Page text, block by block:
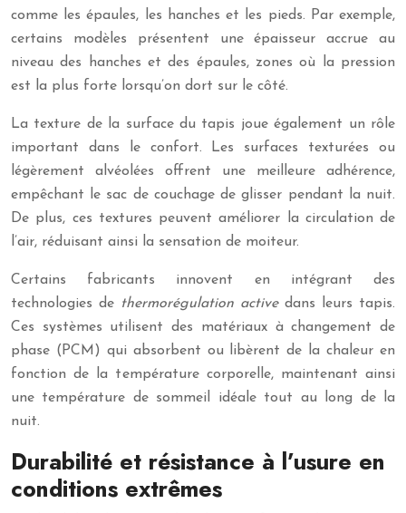
comme les épaules, les hanches et les pieds. Par exemple,
certains modèles présentent une épaisseur accrue au
niveau des hanches et des épaules, zones où la pression
est la plus forte lorsqu’on dort sur le côté.
La texture de la surface du tapis joue également un rôle
important dans le confort. Les surfaces texturées ou
légèrement alvéolées offrent une meilleure adhérence,
empêchant le sac de couchage de glisser pendant la nuit.
De plus, ces textures peuvent améliorer la circulation de
l’air, réduisant ainsi la sensation de moiteur.
Certains fabricants innovent en intégrant des
technologies de thermorégulation active dans leurs tapis.
Ces systèmes utilisent des matériaux à changement de
phase (PCM) qui absorbent ou libèrent de la chaleur en
fonction de la température corporelle, maintenant ainsi
une température de sommeil idéale tout au long de la
nuit.
Durabilité et résistance à l’usure en
conditions extrêmes